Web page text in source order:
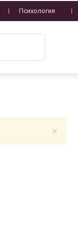
Психология
×